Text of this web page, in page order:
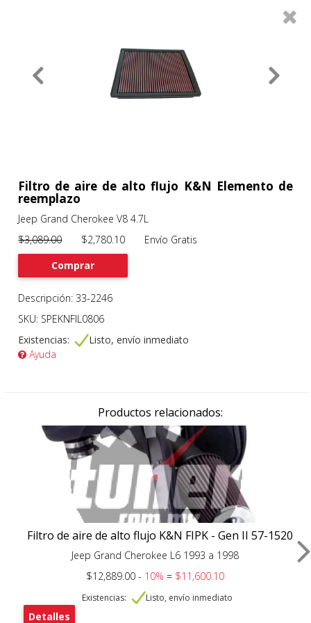
0
Previous
Filtro de aire de alto flujo K&N Elemento de
reemplazo
Jeep Grand Cherokee V8 4.7L
$3,089.00$2,780.10 Envío Gratis
Comprar
Descripción: 33-2246
SKU: SPEKNFIL0806
Existencias:
Listo, envío inmediato
Ayuda
Productos relacionados:
Filtro de aire de alto flujo K&N FIPK - Gen II 57-1520
Jeep Grand Cherokee L6 1993 a 1998
$12,889.00 - 10%= $11,600.10
Existencias: Listo, envío inmediato
Detalles